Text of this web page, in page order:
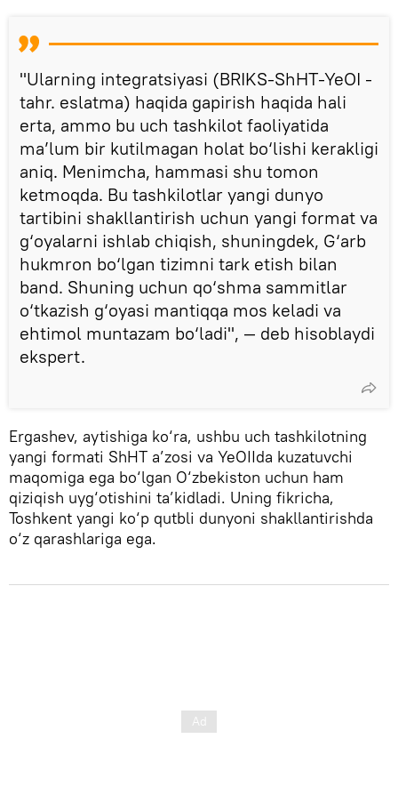
"Ularning integratsiyasi (BRIKS-ShHT-YeOI -
tahr. eslatma) haqida gapirish haqida hali
erta, ammo bu uch tashkilot faoliyatida
ma’lum bir kutilmagan holat bo‘lishi kerakligi
aniq. Menimcha, hammasi shu tomon
ketmoqda. Bu tashkilotlar yangi dunyo
tartibini shakllantirish uchun yangi format va
g‘oyalarni ishlab chiqish, shuningdek, G‘arb
hukmron bo‘lgan tizimni tark etish bilan
band. Shuning uchun qo‘shma sammitlar
o‘tkazish g‘oyasi mantiqqa mos keladi va
ehtimol muntazam bo‘ladi", — deb hisoblaydi
ekspert.
Ergashev, aytishiga ko‘ra, ushbu uch tashkilotning
yangi formati ShHT a’zosi va YeOIIda kuzatuvchi
maqomiga ega bo‘lgan O‘zbekiston uchun ham
qiziqish uyg‘otishini ta’kidladi. Uning fikricha,
Toshkent yangi ko‘p qutbli dunyoni shakllantirishda
o‘z qarashlariga ega.